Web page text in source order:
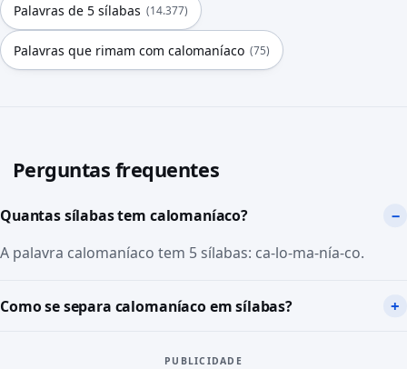
Palavras de 5 sílabas (14.377)
Palavras que rimam com calomaníaco (75)
Perguntas frequentes
Quantas sílabas tem calomaníaco?
A palavra calomaníaco tem 5 sílabas: ca-lo-ma-nía-co.
Como se separa calomaníaco em sílabas?
PUBLICIDADE